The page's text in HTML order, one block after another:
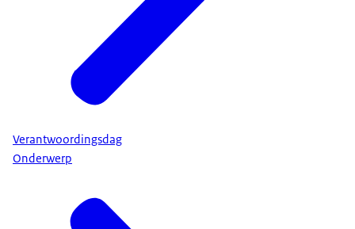
Verantwoordingsdag
Onderwerp